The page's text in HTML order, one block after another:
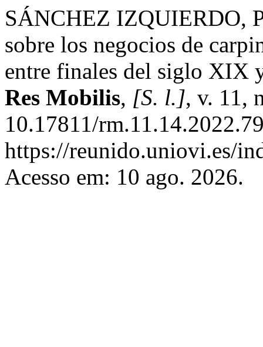
SÁNCHEZ IZQUIERDO,
sobre los negocios de
entre finales del siglo XIX
Res Mobilis, [S. l.], v. 11,
10.17811/
https://reunido.uniovi.es/
Acesso em: 10 ago. 2026.